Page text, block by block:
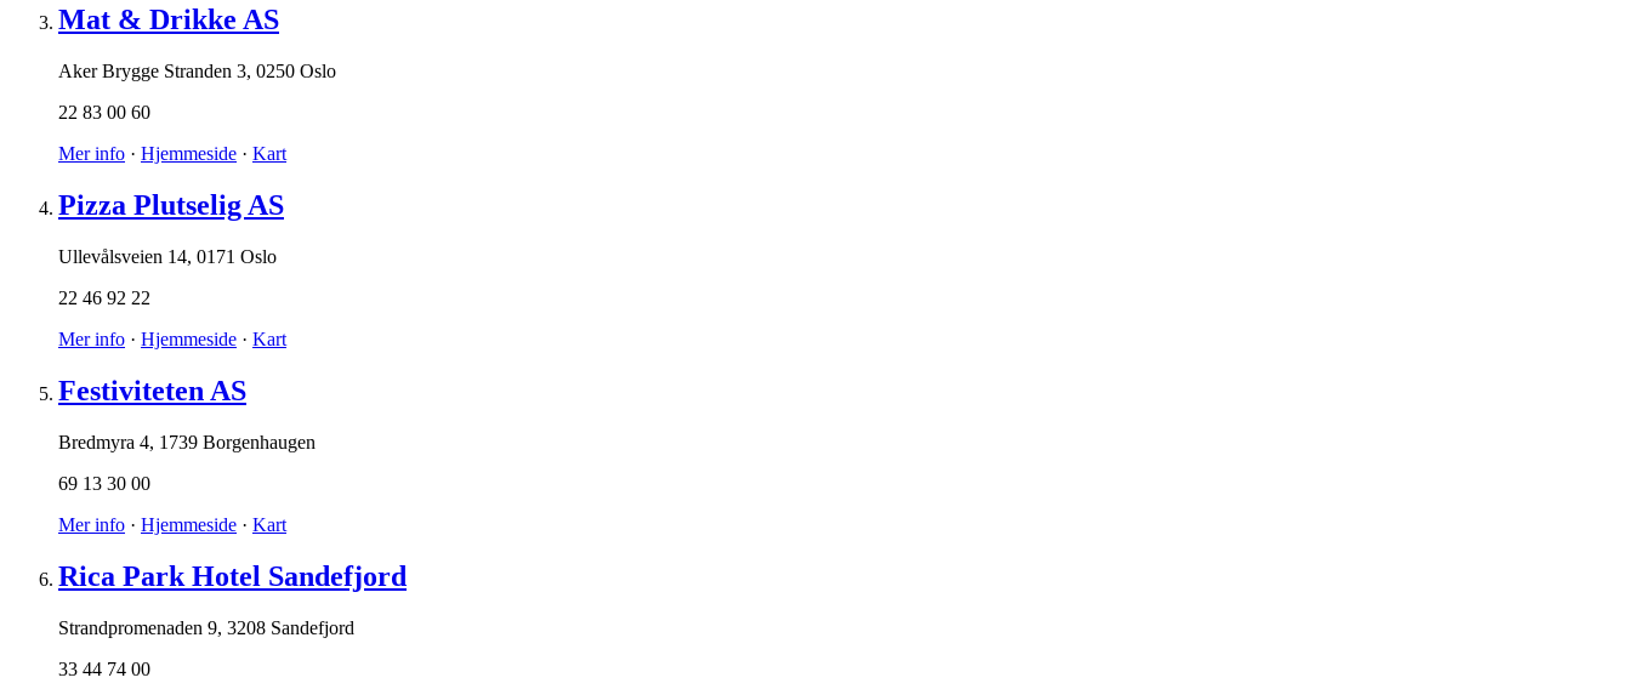
Mat & Drikke AS
Aker Brygge Stranden 3, 0250 Oslo
22 83 00 60
Mer info · Hjemmeside · Kart
Pizza Plutselig AS
Ullevålsveien 14, 0171 Oslo
22 46 92 22
Mer info · Hjemmeside · Kart
Festiviteten AS
Bredmyra 4, 1739 Borgenhaugen
69 13 30 00
Mer info · Hjemmeside · Kart
Rica Park Hotel Sandefjord
Strandpromenaden 9, 3208 Sandefjord
33 44 74 00